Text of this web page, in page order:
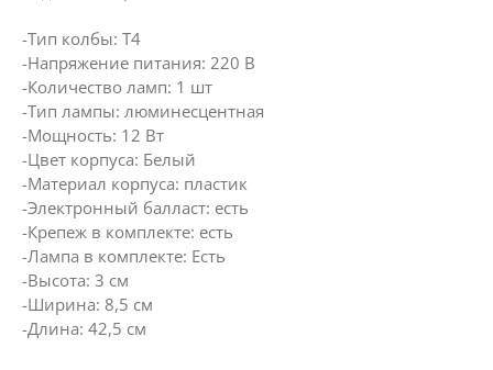
-Тип колбы: T4
-Напряжение питания: 220 В
-Количество ламп: 1 шт
-Тип лампы: люминесцентная
-Мощность: 12 Вт
-Цвет корпуса: Белый
-Материал корпуса: пластик
-Электронный балласт: есть
-Крепеж в комплекте: есть
-Лампа в комплекте: Есть
-Высота: 3 см
-Ширина: 8,5 см
-Длина: 42,5 см